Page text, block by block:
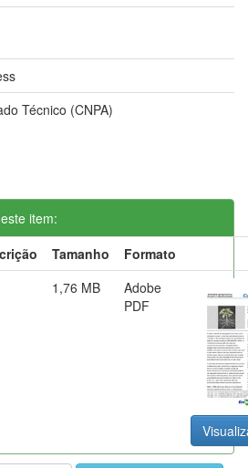
Técnico (CNPA)
item:
Tamanho
Formato
1,76 MB
Adobe
PDF